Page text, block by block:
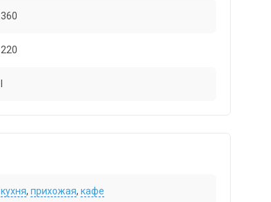
360
220
кухня,прихожая,кафе